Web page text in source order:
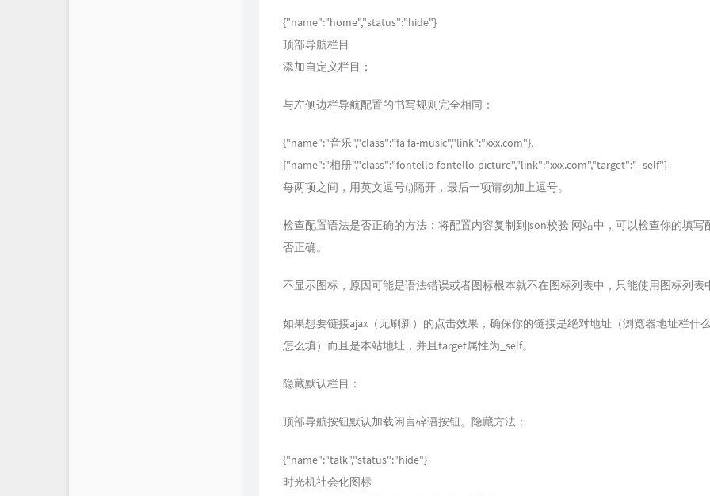
{"name":"home","status":"hide"}
顶部导航栏目
添加自定义栏目：
与左侧边栏导航配置的书写规则完全相同：
{"name":"音乐","class":"fa fa-music","link":"xxx.com"},
{"name":"相册","class":"fontello fontello-picture","link":"xxx.com","target":"_self"}
每两项之间，用英文逗号(,)隔开，最后一项请勿加上逗号。
检查配置语法是否正确的方法：将配置内容复制到json校验 网站中，可以检查你的填写
否正确。
不显示图标，原因可能是语法错误或者图标根本就不在图标列表中，只能使用图标列表
如果想要链接ajax（无刷新）的点击效果，确保你的链接是绝对地址（浏览器地址栏什
怎么填）而且是本站地址，并且target属性为_self。
隐藏默认栏目：
顶部导航按钮默认加载闲言碎语按钮。隐藏方法：
{"name":"talk","status":"hide"}
时光机社会化图标